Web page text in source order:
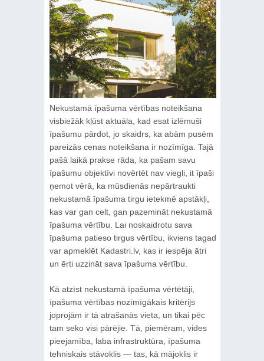
Nekustamā īpašuma vērtības noteikšana
visbiežāk kļūst aktuāla, kad esat izlēmuši
īpašumu pārdot, jo skaidrs, ka abām pusēm
pareizās cenas noteikšana ir nozīmīga. Tajā
pašā laikā prakse rāda, ka pašam savu
īpašumu objektīvi novērtēt nav viegli, it īpaši
ņemot vērā, ka mūsdienās nepārtraukti
nekustamā īpašuma tirgu ietekmē apstākļi,
kas var gan celt, gan pazemināt nekustamā
īpašuma vērtību. Lai noskaidrotu sava
īpašuma patieso tirgus vērtību, ikviens tagad
var apmeklēt Kadastri.lv, kas ir iespēja ātri
un ērti uzzināt sava īpašuma vērtību.
Kā atzīst nekustamā īpašuma vērtētāji,
īpašuma vērtības nozīmīgākais kritērijs
joprojām ir tā atrašanās vieta, un tikai pēc
tam seko visi pārējie. Tā, piemēram, vides
pieejamība, laba infrastruktūra, īpašuma
tehniskais stāvoklis — tas, kā mājoklis ir